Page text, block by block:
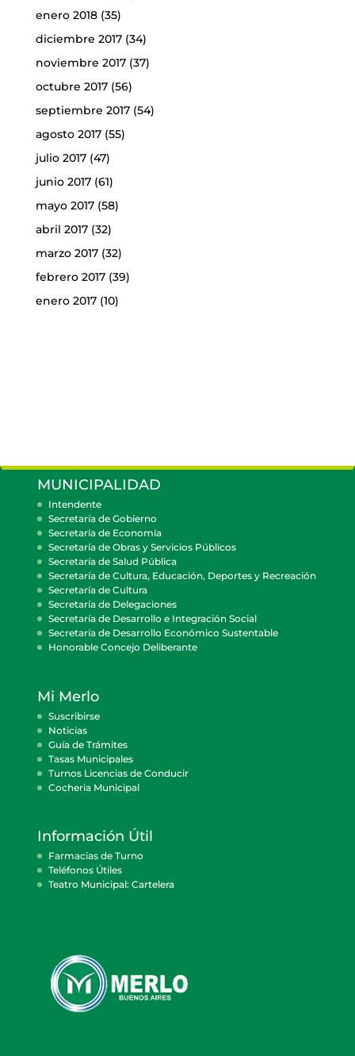
enero 2018(35)
diciembre 2017(34)
noviembre 2017(37)
octubre 2017(56)
septiembre 2017(54)
agosto 2017(55)
julio 2017(47)
junio 2017(61)
mayo 2017(58)
abril 2017(32)
marzo 2017(32)
febrero 2017(39)
enero 2017(10)
MUNICIPALIDAD
Intendente
Secretaría de Gobierno
Secretaría de Economía
Secretaría de Obras y Servicios Públicos
Secretaría de Salud Pública
Secretaría de Cultura, Educación, Deportes y Recreación
Secretaría de Cultura
Secretaría de Delegaciones
Secretaría de Desarrollo e Integración Social
Secretaría de Desarrollo Económico Sustentable
Honorable Concejo Deliberante
Mi Merlo
Suscribirse
Noticias
Guía de Trámites
Tasas Municipales
Turnos Licencias de Conducir
Cocheria Municipal
Información Útil
Farmacias de Turno
Teléfonos Útiles
Teatro Municipal: Cartelera